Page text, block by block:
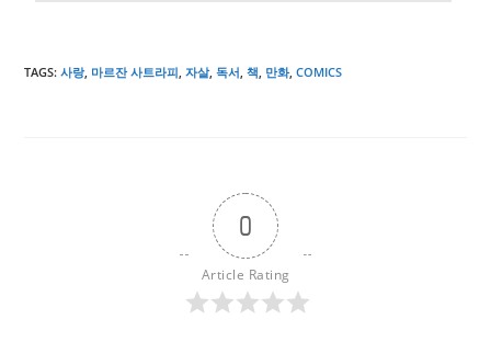
TAGS:사랑, 마르잔 사트라피 자살, 독서 책 만화, COMICS
0
Article Rating